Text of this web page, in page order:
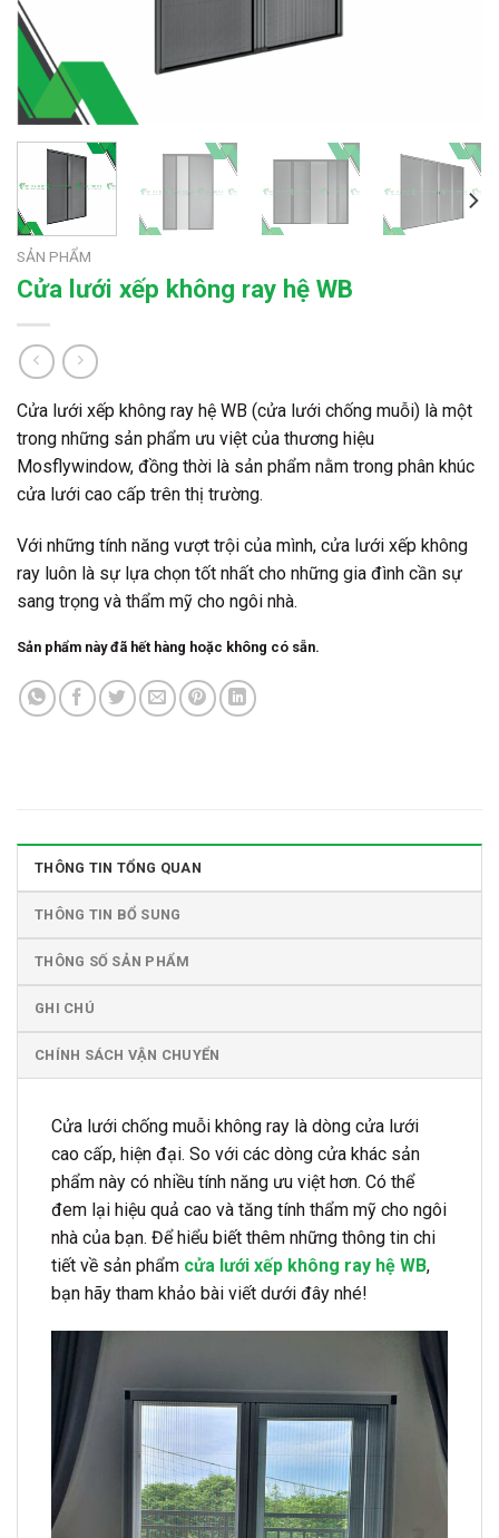
SẢN PHẨM
Cửa lưới xếp không ray hệ WB
Cửa lưới xếp không ray hệ WB (cửa lưới chống muỗi) là một
trong những sản phẩm ưu việt của thương hiệu
Mosflywindow, đồng thời là sản phẩm nằm trong phân khúc
cửa lưới cao cấp trên thị trường.
Với những tính năng vượt trội của mình, cửa lưới xếp không
ray luôn là sự lựa chọn tốt nhất cho những gia đình cần sự
sang trọng và thẩm mỹ cho ngôi nhà.
Sản phẩm này đã hết hàng hoặc không có sẵn.
THÔNG TIN TỔNG QUAN
THÔNG TIN BỔ SUNG
THÔNG SỐ SẢN PHẨM
GHI CHÚ
CHÍNH SÁCH VẬN CHUYỂN
Cửa lưới chống muỗi không ray là dòng cửa lưới
cao cấp, hiện đại. So với các dòng cửa khác sản
phẩm này có nhiều tính năng ưu việt hơn. Có thể
đem lại hiệu quả cao và tăng tính thẩm mỹ cho ngôi
nhà của bạn. Để hiểu biết thêm những thông tin chi
tiết về sản phẩm cửa lưới xếp không ray hệ WB,
bạn hãy tham khảo bài viết dưới đây nhé!